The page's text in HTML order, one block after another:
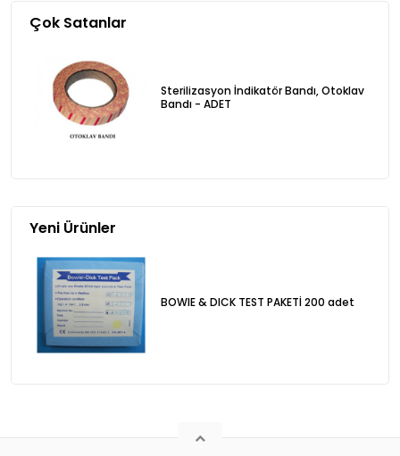
Çok Satanlar
Sterilizasyon İndikatör Bandı, Otoklav
Bandı - ADET
Yeni Ürünler
BOWIE & DICK TEST PAKETİ 200 adet